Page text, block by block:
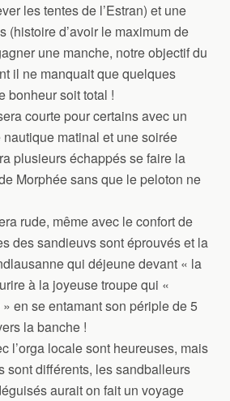
les tentes de l’Estran) et une
(histoire d’avoir le maximum de
une manche, notre objectif du
il ne manquait que quelques
bonheur soit total !
courte pour certains avec un
matinal et une soirée
plusieurs échappés se faire la
Morphée sans que le peloton ne
rude, même avec le confort de
des sandieuvs sont éprouvés et la
qui déjeune devant « la
à la joyeuse troupe qui «
en se entamant son périple de 5
la banche !
l’orga locale sont heureuses, mais
sont différents, les sandballeurs
aurait on fait un voyage